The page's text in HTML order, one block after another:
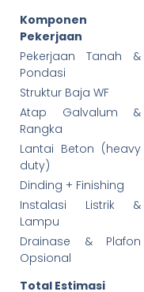
Komponen
Pekerjaan
Pekerjaan Tanah &
Pondasi
Struktur Baja WF
Atap Galvalum &
Rangka
Lantai Beton (heavy
duty)
Dinding + Finishing
Instalasi Listrik &
Lampu
Drainase & Plafon
Opsional
Total Estimasi